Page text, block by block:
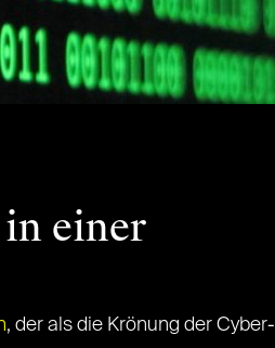
einer
, der als die Krönung der Cyber-